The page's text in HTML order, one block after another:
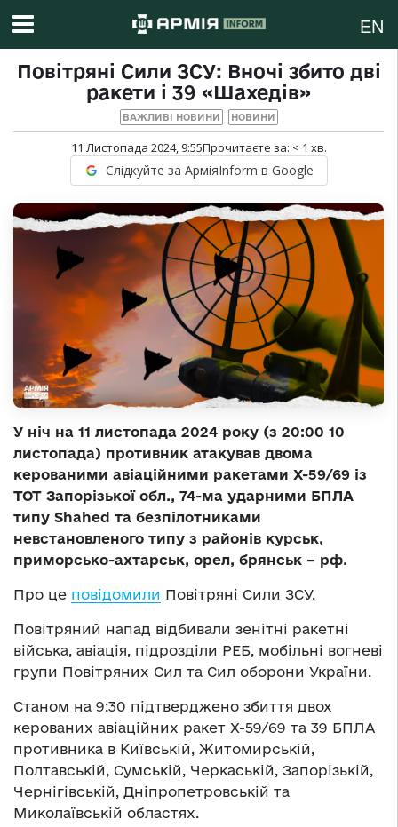
EN
Повітряні Сили ЗСУ: Вночі збито дві
ракети і 39 «Шахедів»
ВАЖЛИВІ НОВИНИ НОВИНИ
11 Листопада 2024, 9:55Прочитаєте за: < 1 хв.
Слідкуйте за АрміяInform в Google
У ніч на 11 листопада 2024 року (з 20:00 10
листопада) противник атакував двома
керованими авіаційними ракетами Х-59/69 із
ТОТ Запорізької обл., 74-ма ударними БПЛА
типу Shahed та безпілотниками
невстановленого типу з районів курськ,
приморсько-ахтарськ, орел, брянськ – рф.
Про це повідомили Повітряні Сили ЗСУ.
Повітряний напад відбивали зенітні ракетні
війська, авіація, підрозділи РЕБ, мобільні вогневі
групи Повітряних Сил та Сил оборони України.
Станом на 9:30 підтверджено збиття двох
керованих авіаційних ракет Х-59/69 та 39 БПЛА
противника в Київській, Житомирській,
Полтавській, Сумській, Черкаській, Запорізькій,
Чернігівській, Дніпропетровській та
Миколаївській областях.